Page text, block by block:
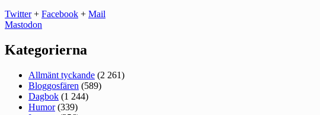
Twitter+ Facebook + Mail
Mastodon
Kategorierna
Allmänt tyckande (2 261)
Bloggosfären (589)
Dagbok (1 244)
Humor(339)